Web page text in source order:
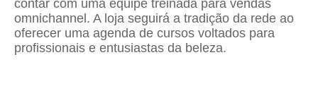
contar com uma equipe treinada para vendas
omnichannel. A loja seguirá a tradição da rede ao
oferecer uma agenda de cursos voltados para
profissionais e entusiastas da beleza.